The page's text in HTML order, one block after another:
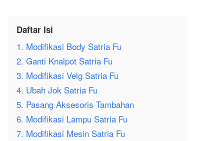
Daftar Isi
1. Modifikasi Body Satria Fu
2. Ganti Knalpot Satria Fu
3. Modifikasi Velg Satria Fu
4. Ubah Jok Satria Fu
5. Pasang Aksesoris Tambahan
6. Modifikasi Lampu Satria Fu
7. Modifikasi Mesin Satria Fu